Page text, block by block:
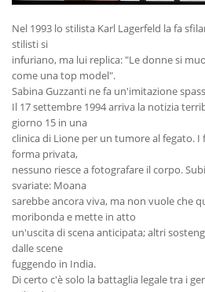
Nel 1993 lo stilista Karl Lagerfeld la fa
stilisti si
infuriano, ma lui replica: "Le donne si
come una top model".
Sabina Guzzanti ne fa un'imitazione
Il 17 settembre 1994 arriva la notizia
giorno 15 in una
clinica di Lione per un tumore al fegato.
forma privata,
nessuno riesce a fotografare il corpo.
svariate: Moana
sarebbe ancora viva, ma non vuole che
moribonda e mette in atto
un'uscita di scena anticipata; altri
dalle scene
fuggendo in India.
Di certo c'è solo la battaglia legale tra i